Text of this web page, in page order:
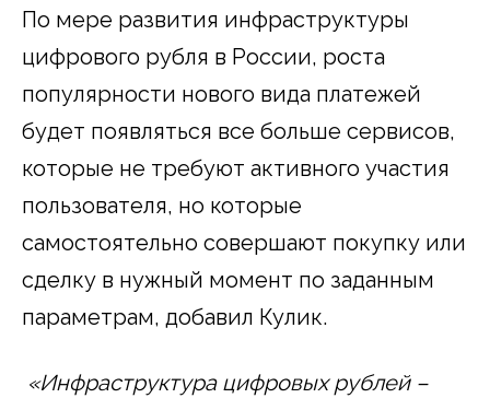
По мере развития инфраструктуры
цифрового рубля в России, роста
популярности нового вида платежей
будет появляться все больше сервисов,
которые не требуют активного участия
пользователя, но которые
самостоятельно совершают покупку или
сделку в нужный момент по заданным
параметрам, добавил Кулик.
«Инфраструктура цифровых рублей –